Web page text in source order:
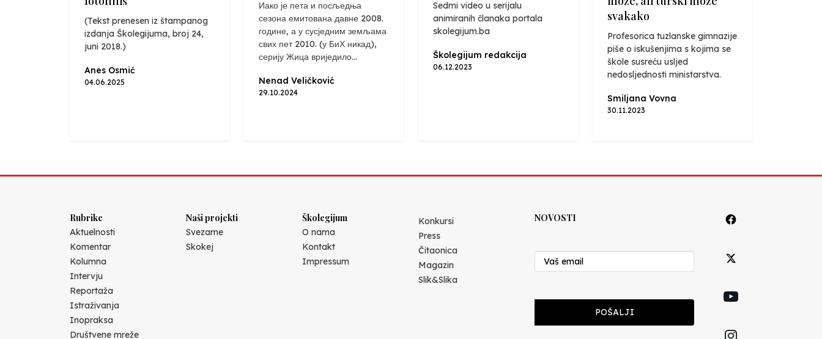
(Tekst prenesen iz štampanog
izdanja Školegijuma, broj 24,
juni 2018.)
Anes Osmić
04.06.2025
Иако је пета и посљедња
сезона емитована давне 2008.
године, а у сусједним земљама
свих пет 2010. (у БиХ никад),
серију Жица вриједило...
Nenad Veličković
29.10.2024
Sedmi video u serijalu
animiranih članaka portala
skolegijum.ba
Školegijum redakcija
06.12.2023
svakako
Profesorica tuzlanske gimnazije
piše o iskušenjima s kojima se
škole susreću usljed
nedosljednosti ministarstva.
Smiljana Vovna
30.11.2023
Rubrike
Aktuelnosti
Komentar
Kolumna
Intervju
Reportaža
Istraživanja
Inopraksa
Društvene mreže
Naši projekti
Svezame
Skokej
Školegijum
O nama
Kontakt
Impressum
Konkursi
Press
Čitaonica
Magazin
Slik&Slika
NOVOSTI
POŠALJI